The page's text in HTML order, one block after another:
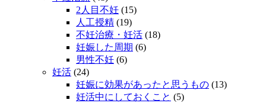
2人目不妊 (15)
人工授精 (19)
不妊治療・妊活 (18)
妊娠した周期 (6)
男性不妊 (6)
妊活 (24)
妊娠に効果があったと思うもの (13)
妊活中にしておくこと (5)